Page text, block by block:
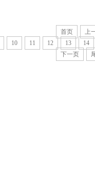
首页
上
10 11 12 13
14
下一页